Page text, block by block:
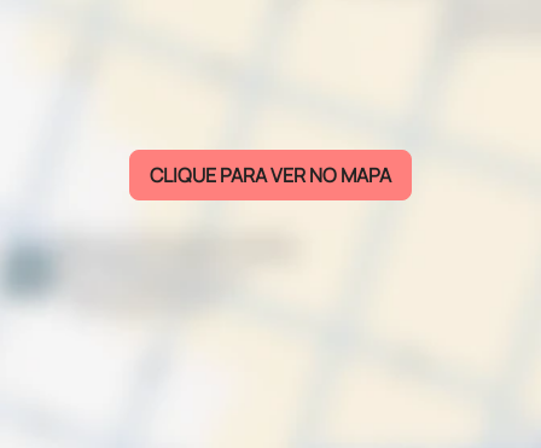
CLIQUE PARA VER NO MAPA